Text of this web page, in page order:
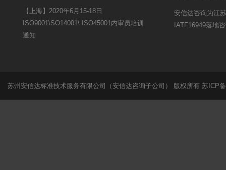
【上海】2020年6月15-18日
ISO9001\SO14001\ ISO45001内审员培训
通知
安信达咨询为江
IATF16949落地
苏州安信达标准技术服务有限公司（安信达咨询子公司） 版权所有 苏ICP